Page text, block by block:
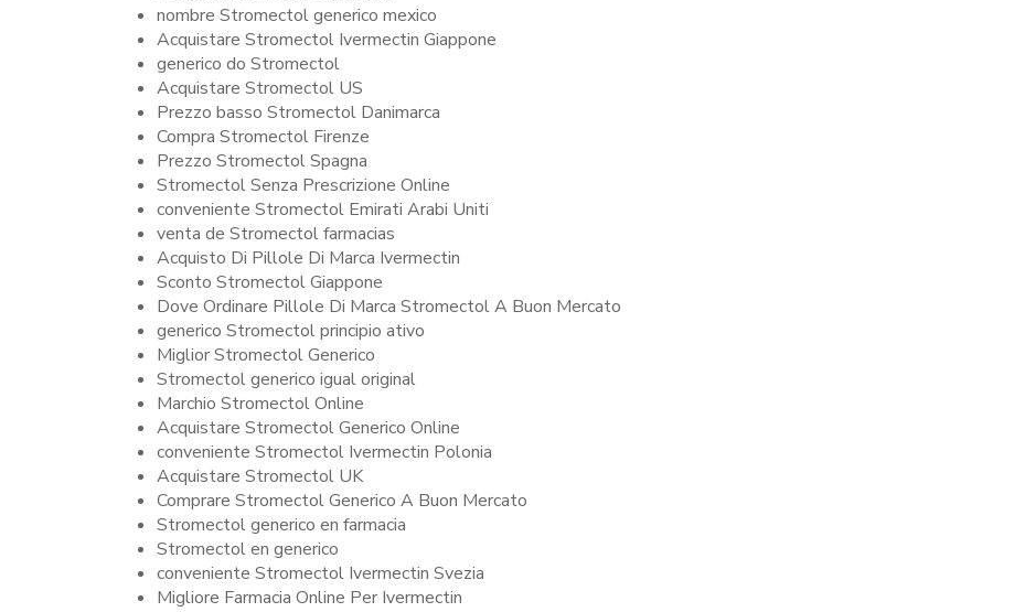
nombre Stromectol generico mexico
Acquistare Stromectol Ivermectin Giappone
generico do Stromectol
Acquistare Stromectol US
Prezzo basso Stromectol Danimarca
Compra Stromectol Firenze
Prezzo Stromectol Spagna
Stromectol Senza Prescrizione Online
conveniente Stromectol Emirati Arabi Uniti
venta de Stromectol farmacias
Acquisto Di Pillole Di Marca Ivermectin
Sconto Stromectol Giappone
Dove Ordinare Pillole Di Marca Stromectol A Buon Mercato
generico Stromectol principio ativo
Miglior Stromectol Generico
Stromectol generico igual original
Marchio Stromectol Online
Acquistare Stromectol Generico Online
conveniente Stromectol Ivermectin Polonia
Acquistare Stromectol UK
Comprare Stromectol Generico A Buon Mercato
Stromectol generico en farmacia
Stromectol en generico
conveniente Stromectol Ivermectin Svezia
Migliore Farmacia Online Per Ivermectin